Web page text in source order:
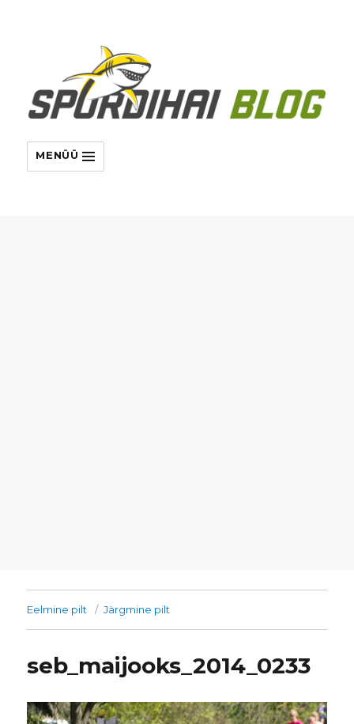
MENÜÜ
Eelmine pilt Järgmine pilt
seb_maijooks_2014_0233